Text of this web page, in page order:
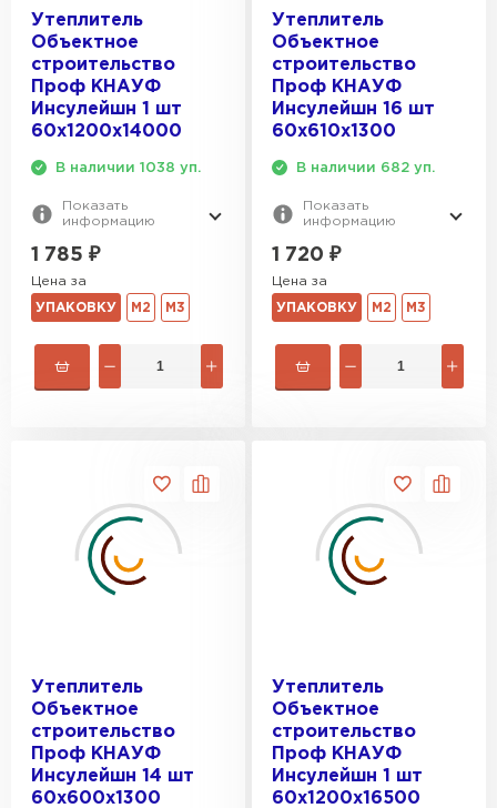
Утеплитель
Объектное
строительство
Проф КНАУФ
Инсулейшн 1 шт
60х1200х14000
В наличии 1038 уп.
Показать
информацию
1 785 ₽
Цена за
УПАКОВКУ М2 М3
Утеплитель
Объектное
строительство
Проф КНАУФ
Инсулейшн 16 шт
60х610х1300
В наличии 682 уп.
Показать
информацию
1 720 ₽
Цена за
УПАКОВКУ М2 М3
Утеплитель
Объектное
строительство
Проф КНАУФ
Инсулейшн 14 шт
60х600х1300
Утеплитель
Объектное
строительство
Проф КНАУФ
Инсулейшн 1 шт
60х1200х16500